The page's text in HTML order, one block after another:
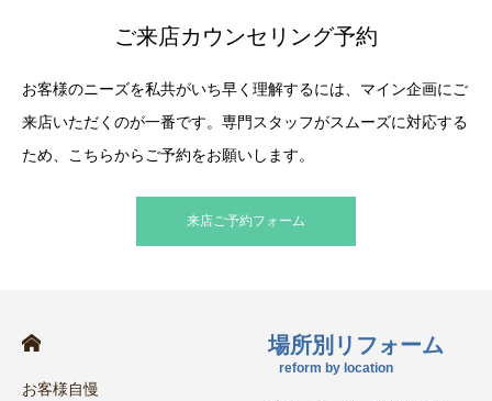
ご来店カウンセリング予約
お客様のニーズを私共がいち早く理解するには、マイン企画にご
来店いただくのが一番です。専門スタッフがスムーズに対応する
ため、こちらからご予約をお願いします。
来店ご予約フォーム
お客様自慢
場所別リフォーム
reform by location